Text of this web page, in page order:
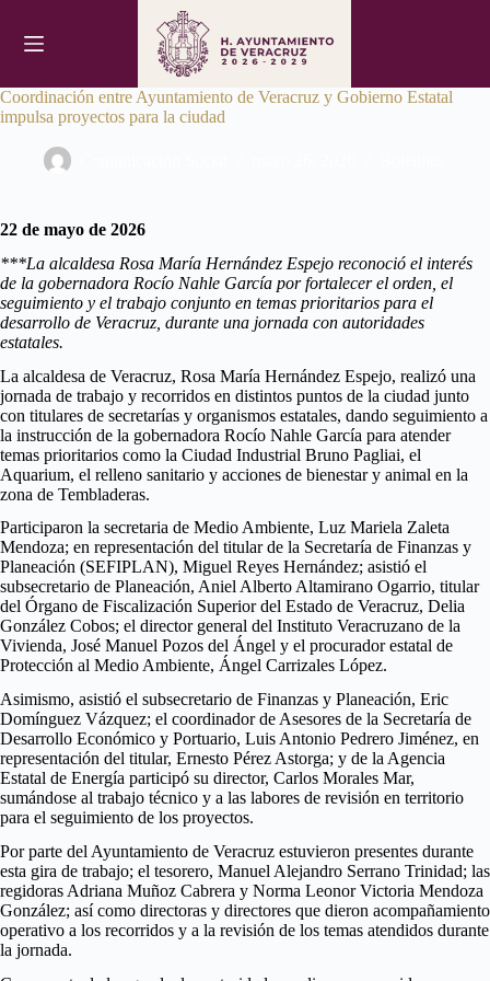
contenido
Coordinación entre Ayuntamiento de Veracruz y Gobierno Estatal
impulsa proyectos para la ciudad
22 de mayo de 2026
***La alcaldesa Rosa María Hernández Espejo reconoció el interés
de la gobernadora Rocío Nahle García por fortalecer el orden, el
seguimiento y el trabajo conjunto en temas prioritarios para el
desarrollo de Veracruz, durante una jornada con autoridades
estatales.
La alcaldesa de Veracruz, Rosa María Hernández Espejo, realizó una
jornada de trabajo y recorridos en distintos puntos de la ciudad junto
con titulares de secretarías y organismos estatales, dando seguimiento a
la instrucción de la gobernadora Rocío Nahle García para atender
temas prioritarios como la Ciudad Industrial Bruno Pagliai, el
Aquarium, el relleno sanitario y acciones de bienestar y animal en la
zona de Tembladeras.
Participaron la secretaria de Medio Ambiente, Luz Mariela Zaleta
Mendoza; en representación del titular de la Secretaría de Finanzas y
Planeación (SEFIPLAN), Miguel Reyes Hernández; asistió el
subsecretario de Planeación, Aniel Alberto Altamirano Ogarrio, titular
del Órgano de Fiscalización Superior del Estado de Veracruz, Delia
González Cobos; el director general del Instituto Veracruzano de la
Vivienda, José Manuel Pozos del Ángel y el procurador estatal de
Protección al Medio Ambiente, Ángel Carrizales López.
Asimismo, asistió el subsecretario de Finanzas y Planeación, Eric
Domínguez Vázquez; el coordinador de Asesores de la Secretaría de
Desarrollo Económico y Portuario, Luis Antonio Pedrero Jiménez, en
representación del titular, Ernesto Pérez Astorga; y de la Agencia
Estatal de Energía participó su director, Carlos Morales Mar,
sumándose al trabajo técnico y a las labores de revisión en territorio
para el seguimiento de los proyectos.
Por parte del Ayuntamiento de Veracruz estuvieron presentes durante
esta gira de trabajo; el tesorero, Manuel Alejandro Serrano Trinidad; las
regidoras Adriana Muñoz Cabrera y Norma Leonor Victoria Mendoza
González; así como directoras y directores que dieron acompañamiento
operativo a los recorridos y a la revisión de los temas atendidos durante
la jornada.